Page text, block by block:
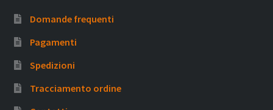
Domande frequenti
Pagamenti
Spedizioni
Tracciamento ordine